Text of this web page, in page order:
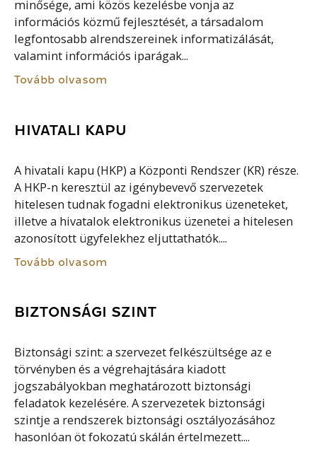
minősége, ami közös kezelésbe vonja az
információs közmű fejlesztését, a társadalom
legfontosabb alrendszereinek informatizálását,
valamint információs iparágak...
Tovább olvasom
HIVATALI KAPU
A hivatali kapu (HKP) a Központi Rendszer (KR) része.
A HKP-n keresztül az igénybevevő szervezetek
hitelesen tudnak fogadni elektronikus üzeneteket,
illetve a hivatalok elektronikus üzenetei a hitelesen
azonosított ügyfelekhez eljuttathatók....
Tovább olvasom
BIZTONSÁGI SZINT
Biztonsági szint: a szervezet felkészültsége az e
törvényben és a végrehajtására kiadott
jogszabályokban meghatározott biztonsági
feladatok kezelésére. A szervezetek biztonsági
szintje a rendszerek biztonsági osztályozásához
hasonlóan öt fokozatú skálán értelmezett....